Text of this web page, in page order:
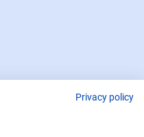
CONTACT : 112
de la Vallée, L-2661 Luxembourg
Privacy policy